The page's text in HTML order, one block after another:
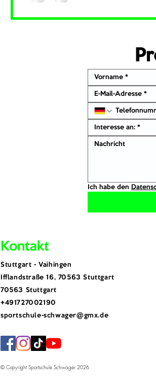
Interesse an: *
Ich habe den
Kontakt
​Stuttgart - Vaihingen
Ifflandstraße 16, 70563 Stuttgart
70563 Stuttgart
​+491727002190
sportschule-schwager@gmx.de
© Copyright Sportschule Schwager 2026